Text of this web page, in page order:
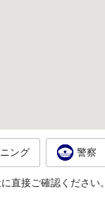
ング 警察
直接ご確認ください。